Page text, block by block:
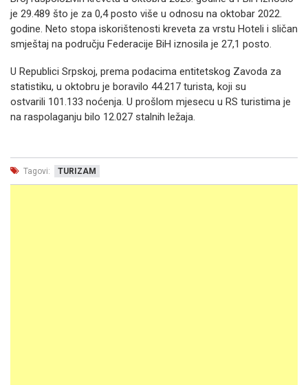
je 29.489 što je za 0,4 posto više u odnosu na oktobar 2022.
godine. Neto stopa iskorištenosti kreveta za vrstu Hoteli i sličan
smještaj na području Federacije BiH iznosila je 27,1 posto.
U Republici Srpskoj, prema podacima entitetskog Zavoda za
statistiku, u oktobru je boravilo 44.217 turista, koji su
ostvarili 101.133 noćenja. U prošlom mjesecu u RS turistima je
na raspolaganju bilo 12.027 stalnih ležaja.
Tagovi: TURIZAM